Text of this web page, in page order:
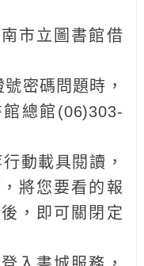
市立圖書館借
密碼問題時，
總館(06)303-
動載具閱讀，
將您要看的報
，即可關閉定